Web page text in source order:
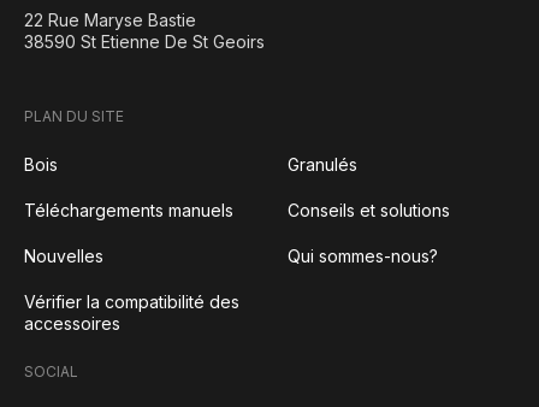
22 Rue Maryse Bastie
38590 St Etienne De St Geoirs
PLAN DU SITE
Bois Granulés
Téléchargements manuels Conseils et solutions
Nouvelles Qui sommes-nous?
Vérifier la compatibilité des
accessoires
SOCIAL